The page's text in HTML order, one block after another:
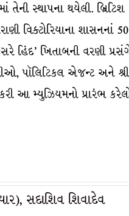
તેની સ્થાપના થયેલી. બ્રિટિશ
વિક્ટોરિયાના શાસનનાં
હિંદ’ ખિતાબની વરણી
પૉલિટિકલ એજન્ટ અને
આ મ્યુઝિયમનો પ્રારંભ
સદાશિવ શિવાદેવ